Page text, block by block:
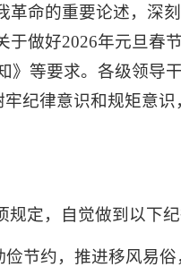
命的重要论述，深
做好2026年元旦春
等要求。各级领导
纪律意识和规矩意
定，自觉做到以下纪
节约，推进移风易